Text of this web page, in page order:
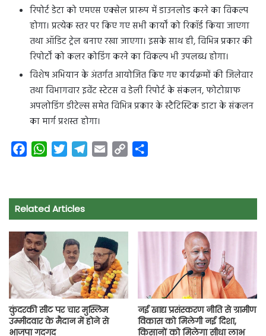
रिपोर्ट डेटा को एमएस एक्सेल प्रारूप में डाउनलोड करने का विकल्प
होगा। प्रत्येक स्तर पर किए गए सभी कार्यों को रिकॉर्ड किया जाएगा
तथा ऑडिट ट्रेल बनाए रखा जाएगा। इसके साथ ही, विभिन्न प्रकार की
रिपोर्टों को कलर कोडिंग करने का विकल्प भी उपलब्ध होगा।
विशेष अभियान के अंतर्गत आयोजित किए गए कार्यक्रमों की जिलेवार
तथा विभागवार इवेंट स्टेटस व डेली रिपोर्ट के संकलन, फोटोग्राफ
अपलोडिंग डीटेल्स समेत विभिन्न प्रकार के स्टैटिस्टिक डाटा के संकलन
का मार्ग प्रशस्त होगा।
e
b
o
k
W
t
s
p
t
t
r
e
m
i
y
r
Related Articles
कुंदरकी सीट पर चार मुस्लिम
उम्मीदवार के मैदान में होने से
भाजपा गदगद
नई खाद्य प्रसंस्करण नीति से ग्रामीण
विकास को मिलेगी नई दिशा,
किसानों को मिलेगा सीधा लाभ